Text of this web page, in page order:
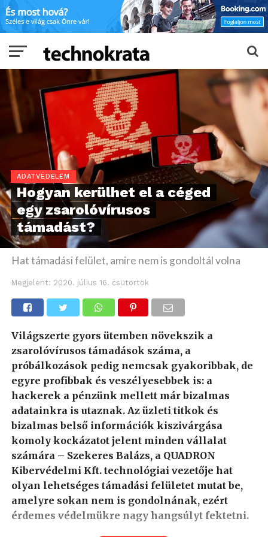
ADATVÉDELEM
Hogyan kerülhet el a céged
egy zsarolóvírusos
támadást?
Hat támadási felület, amire nem is gondoltál volna
Megjelent: 2020. július 16. csütörtök
Világszerte gyors ütemben növekszik a
zsarolóvírusos támadások száma, a
próbálkozások pedig nemcsak gyakoribbak, de
egyre profibbak és veszélyesebbek is: a
hackerek a pénzünk mellett már bizalmas
adatainkra is utaznak. Az üzleti titkok és
bizalmas belső információk kiszivárgása
komoly kockázatot jelent minden vállalat
számára – Szekeres Balázs, a QUADRON
Kibervédelmi Kft. technológiai vezetője hat
olyan lehetséges támadási felületet mutat be,
amelyre sokan nem is gondolnának, ezért
érdemes védelmükre nagy hangsúlyt fektetni.